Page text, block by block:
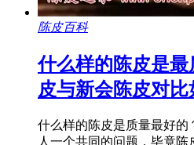
陈皮百科
什么样的陈皮是
皮与新会陈皮对比
什么样的陈皮是质量最好的
人一个共同的问题，毕竟